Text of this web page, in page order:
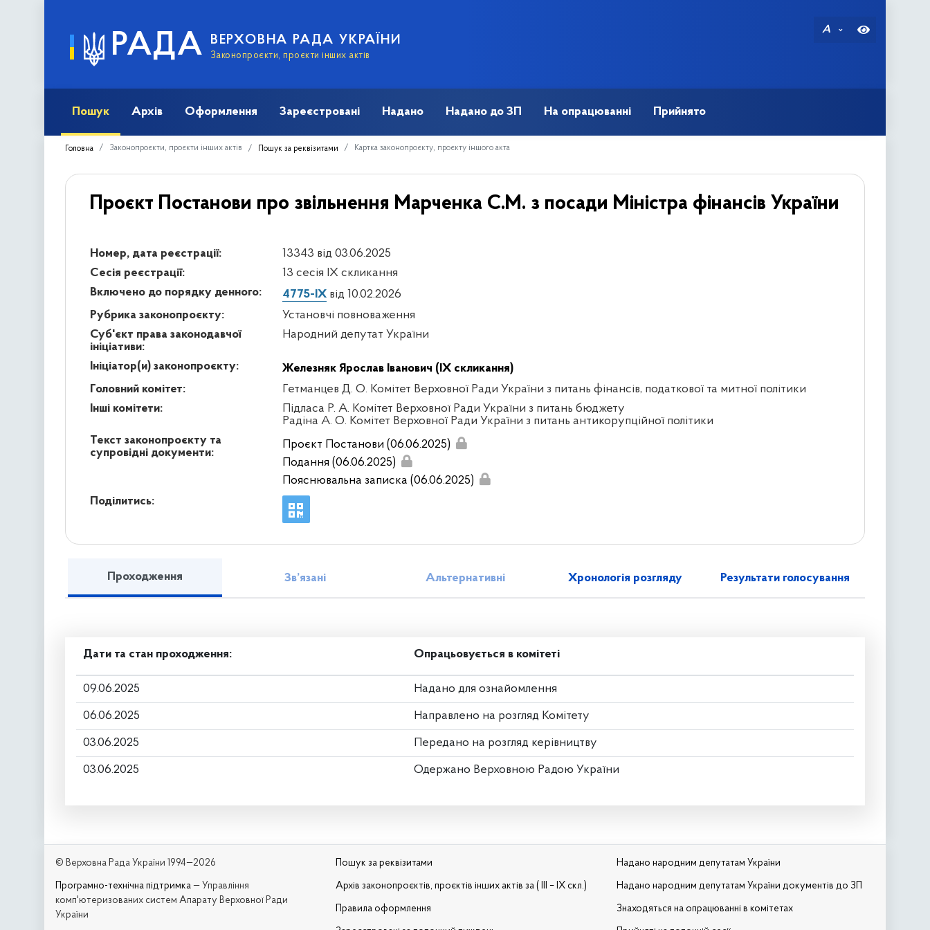
РАДА ВЕРХОВНА РАДА УКРАЇНИ
Законопроєкти, проєкти інших актів
A
Пошук Архів Оформлення Зареєстровані Надано Надано до ЗП На опрацюванні Прийнято
Головна Законопроєкти, проєкти інших актів Пошук за реквізитами Картка законопроєкту, проєкту іншого акта
Проєкт Постанови про звільнення Марченка С.М. з посади Міністра фінансів України
Номер, дата реєстрації:
13343 від 03.06.2025
Сесія реєстрації:
13 сесія IX скликання
Включено до порядку денного:
4775-IX від 10.02.2026
Рубрика законопроєкту:
Установчі повноваження
Суб'єкт права законодавчої
ініціативи:
Народний депутат України
Ініціатор(и) законопроєкту:
Железняк Ярослав Іванович (IX скликання)
Головний комітет:
Гетманцев Д. О. Комітет Верховної Ради України з питань фінансів, податкової та митної політики
Інші комітети:
Підласа Р. А. Комітет Верховної Ради України з питань бюджету
Радіна А. О. Комітет Верховної Ради України з питань антикорупційної політики
Текст законопроєкту та
супровідні документи:
Проєкт Постанови (06.06.2025)
Подання (06.06.2025)
Пояснювальна записка (06.06.2025)
Поділитись:
Проходження Зв’язані Альтернативні Хронологія розгляду Результати голосування
Дати та стан проходження: Опрацьовується в комітеті
09.06.2025 Надано для ознайомлення
06.06.2025 Направлено на розгляд Комітету
03.06.2025 Передано на розгляд керівництву
03.06.2025 Одержано Верховною Радою України
© Верховна Рада України 1994—2026
Програмно-технічна підтримка — Управління
комп'ютеризованих систем Апарату Верховної Ради
України
Пошук за реквізитами
Архів законопроєктів, проєктів інших актів за ( III – IX скл.)
Правила оформлення
Надано народним депутатам України
Надано народним депутатам України документів до ЗП
Знаходяться на опрацюванні в комітетах